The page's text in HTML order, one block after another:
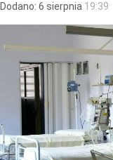
Dodano: 6 sierpnia 19:39